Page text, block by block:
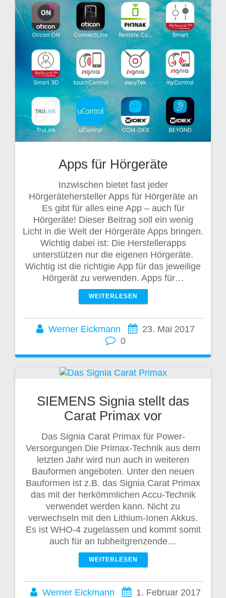
Apps für Hörgeräte
Inzwischen bietet fast jeder
Hörgerätehersteller Apps für Hörgeräte an
Es gibt für alles eine App – auch für
Hörgeräte! Dieser Beitrag soll ein wenig
Licht in die Welt der Hörgeräte Apps bringen.
Wichtig dabei ist: Die Herstellerapps
unterstützen nur die eigenen Hörgeräte.
Wichtig ist die richtigie App für das jeweilige
Hörgerät zu verwenden. Apps für…
WEITERLESEN
Werner Eickmann
23. Mai 2017
0
SIEMENS Signia stellt das
Carat Primax vor
Das Signia Carat Primax für Power-
Versorgungen Die Primax-Technik aus dem
letzten Jahr wird nun auch in weiteren
Bauformen angeboten. Unter den neuen
Bauformen ist z.B. das Signia Carat Primax
das mit der herkömmlichen Accu-Technik
verwendet werden kann. Nicht zu
verwechseln mit den Lithium-Ionen Akkus.
Es ist WHO-4 zugelassen und kommt somit
auch für an tubheitgrenzende…
WEITERLESEN
Werner Eickmann
1. Februar 2017